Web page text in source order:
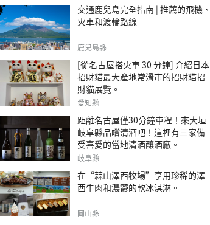
交通鹿兒島完全指南 | 推薦的飛機、
火車和渡輪路線
鹿兒島縣
[從名古屋搭火車 30 分鐘] 介紹日本
招財貓最大產地常滑市的招財貓招
財貓展覽。
愛知縣
距離名古屋僅30分鐘車程！來大垣
岐阜縣品嚐清酒吧！這裡有三家備
受喜愛的當地清酒釀酒廠。
岐阜縣
在“蒜山澤西牧場”享用珍稀的澤
西牛肉和濃鬱的軟冰淇淋。
岡山縣